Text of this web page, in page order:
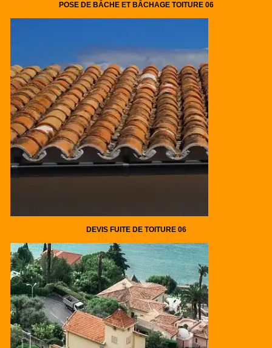
POSE DE BÂCHE ET BÂCHAGE TOITURE 06
DEVIS FUITE DE TOITURE 06